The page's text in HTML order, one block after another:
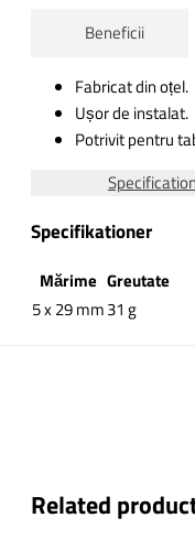
Beneficii
Fabricat din oțel.
Ușor de instalat.
Potrivit pentru
Specifikationer
Mărime Greutate
5 x 29 mm31 g
Related